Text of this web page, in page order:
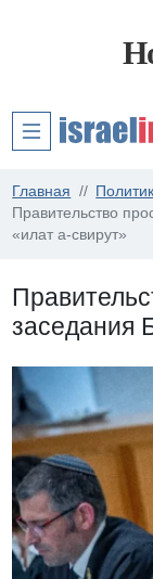
Главная
Правительство
«илат а-свирут»
заседания